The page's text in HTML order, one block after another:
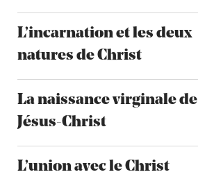
L’incarnation et les deux
natures de Christ
La naissance virginale de
Jésus-Christ
L’union avec le Christ